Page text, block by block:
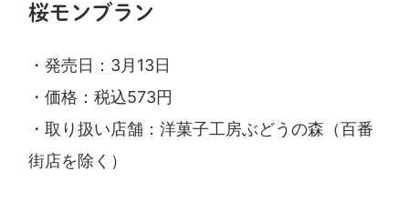
桜モンブラン
・発売日：3月13日
・価格：税込573円
・取り扱い店舗：洋菓子工房ぶどうの森（百番
街店を除く）